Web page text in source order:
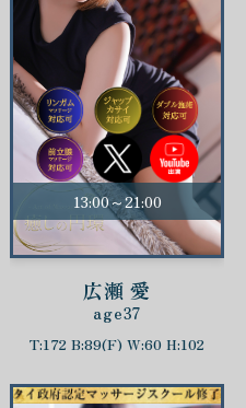
13:00～21:00
広瀬 愛
age37
T:172 B:89(F) W:60 H:102